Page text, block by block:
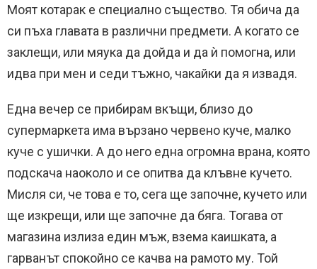
Моят котарак е специално същество. Тя обича да
си пъха главата в различни предмети. А когато се
заклещи, или мяука да дойда и да ѝ помогна, или
идва при мен и седи тъжно, чакайки да я извадя.
Една вечер се прибирам вкъщи, близо до
супермаркета има вързано червено куче, малко
куче с ушички. А до него една огромна врана, която
подскача наоколо и се опитва да клъвне кучето.
Мисля си, че това е то, сега ще започне, кучето или
ще изкрещи, или ще започне да бяга. Тогава от
магазина излиза един мъж, взема каишката, а
гарванът спокойно се качва на рамото му. Той